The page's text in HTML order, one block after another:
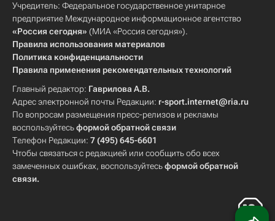
Учредитель: Федеральное государственное унитарное
предприятие Международное информационное агентство
«Россия сегодня» (МИА «Россия сегодня»).
Правила использования материалов
Политика конфиденциальности
Правила применения рекомендательных технологий
Главный редактор: Гаврилова А.В.
Адрес электронной почты Редакции: r-sport.internet@ria.ru
По вопросам размещения пресс-релизов и рекламы
воспользуйтесьформой обратной связи
Телефон Редакции: 7 (495) 645-6601
Чтобы связаться с редакцией или сообщить обо всех
замеченных ошибках, воспользуйтесьформой обратной
связи.